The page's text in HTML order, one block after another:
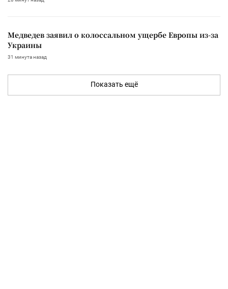
Медведев заявил о колоссальном ущербе Европы из-за
Украины
31 минута назад
Показать ещё